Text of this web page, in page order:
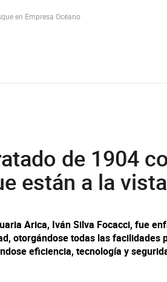
de 1904
están a la
Arica, Iván Silva Focacci, fue
otorgándose todas las facilidades
eficiencia, tecnología y